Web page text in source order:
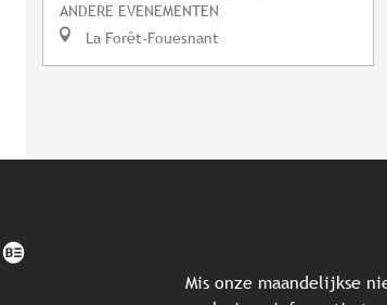
ANDERE EVENEMENTEN
La Forêt-Fouesnant
Mis onze maandelijkse